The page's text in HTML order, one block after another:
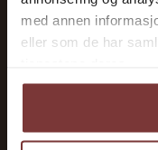
med annen
eller som de har
Energi og strøm
Tilskudd & frister